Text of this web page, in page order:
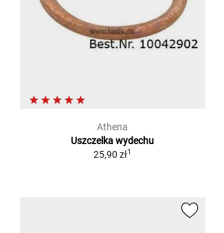
Athena
Uszczelka wydechu
25,90 zł1